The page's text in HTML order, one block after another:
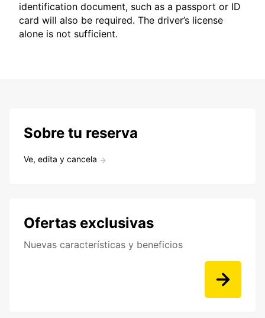
identification document, such as a passport or ID
card will also be required. The driver’s license
alone is not sufficient.
Sobre tu reserva
Ve, edita y cancela
Ofertas exclusivas
Nuevas características y beneficios